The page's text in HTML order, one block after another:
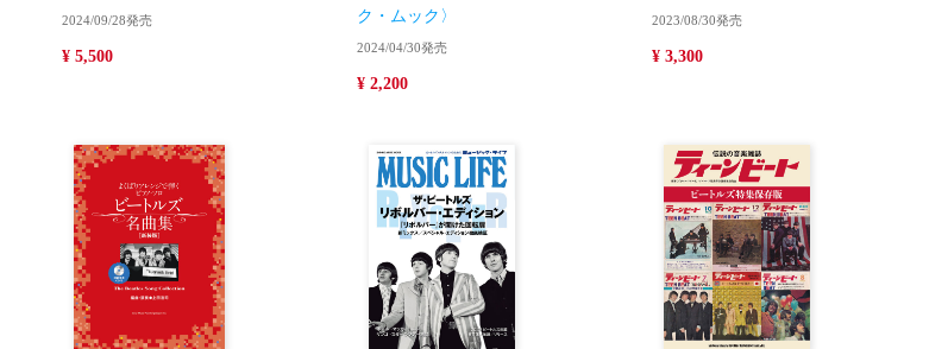
2024/09/28発売
¥ 5,500
ク・ムック〉
2024/04/30発売
¥ 2,200
2023/08/30発売
¥ 3,300